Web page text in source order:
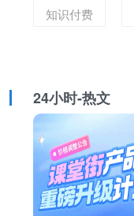
知识付费
24小时-热文